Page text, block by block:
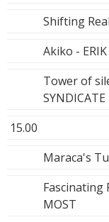
Shifting
Akiko - ERIK
Tower of
SYNDICATE
15.00
Maraca's
Fascinating
MOST